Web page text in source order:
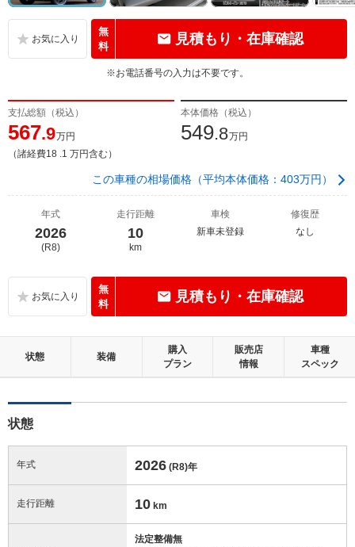
無
料
見積もり・在庫確認
※お電話番号の入力は不要です。
支払総額（税込）
567.9万円
（諸経費18 .1 万円含む）
本体価格（税込）
549.8万円
この車種の相場価格（平均本体価格：403万円）
年式
2026
(R8)
走行距離
10
km
車検
新車未登録
修復歴
なし
無
料
見積もり・在庫確認
状態 装備
購入
プラン
販売店
情報
車種
スペック
状態
年式 2026 (R8)年
走行距離 10 km
法定整備無